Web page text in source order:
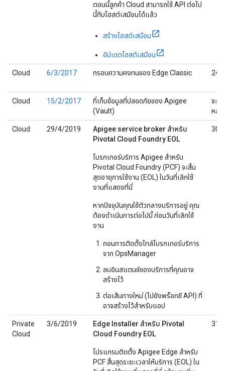
ตอนนี้ลูกค้า Cloud สามารถใช้ API ต่อไป
นี้กับโฮสต์เสมือนได้แล้ว
สร้างโฮสต์เสมือน
อัปเดตโฮสต์เสมือน
Cloud 6/3/2017 กรอบความคงทนของ Edge Classic 24/
Cloud 15/2/2017
ที่เก็บข้อมูลที่ปลอดภัยของ Apigee
(Vault)
จะแ
หลัง
Cloud 29/4/2019
Apigee service broker สำหรับ
Pivotal Cloud Foundry EOL
โบรกเกอร์บริการ Apigee สำหรับ
Pivotal Cloud Foundry (PCF) จะสิ้น
สุดอายุการใช้งาน (EOL) ในวันที่เลิกใช้
งานที่แสดงที่นี่
หากปัจจุบันคุณใช้ตัวกลางบริการอยู่ คุณ
ต้องดำเนินการต่อไปนี้ ก่อนวันที่เลิกใช้
งาน
ถอนการติดตั้งไทล์โบรกเกอร์บริการ
จาก OpsManager
ลบอินสแตนซ์ของบริการที่คุณอาจ
สร้างไว้
ต่อเส้นทางใหม่ (ไปยังพร็อกซี API) ที่
อาจสร้างไว้สำหรับแอป
30/
Private
Cloud
3/6/2019
Edge Installer สำหรับ Pivotal
Cloud Foundry EOL
โปรแกรมติดตั้ง Apigee Edge สำหรับ
PCF สิ้นสุดระยะเวลาให้บริการ (EOL) ใน
31/